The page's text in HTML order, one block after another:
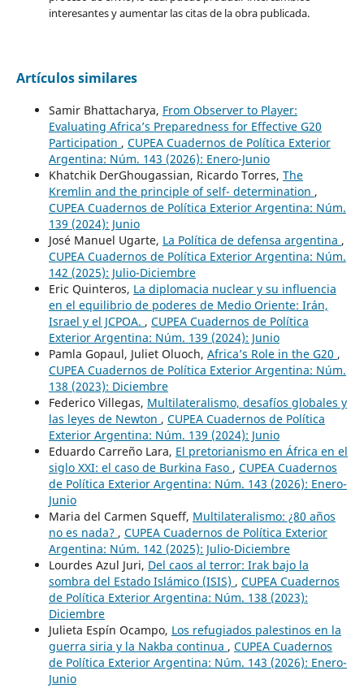
interesantes y aumentar las citas de la obra publicada.
Artículos similares
Samir Bhattacharya, From Observer to Player:
Evaluating Africa’s Preparedness for Effective G20
Participation , CUPEA Cuadernos de Política Exterior
Argentina: Núm. 143 (2026): Enero-Junio
Khatchik DerGhougassian, Ricardo Torres, The
Kremlin and the principle of self- determination ,
CUPEA Cuadernos de Política Exterior Argentina: Núm.
139 (2024): Junio
José Manuel Ugarte, La Política de defensa argentina ,
CUPEA Cuadernos de Política Exterior Argentina: Núm.
142 (2025): Julio-Diciembre
Eric Quinteros, La diplomacia nuclear y su influencia
en el equilibrio de poderes de Medio Oriente: Irán,
Israel y el JCPOA. , CUPEA Cuadernos de Política
Exterior Argentina: Núm. 139 (2024): Junio
Pamla Gopaul, Juliet Oluoch, Africa’s Role in the G20 ,
CUPEA Cuadernos de Política Exterior Argentina: Núm.
138 (2023): Diciembre
Federico Villegas, Multilateralismo, desafíos globales y
las leyes de Newton , CUPEA Cuadernos de Política
Exterior Argentina: Núm. 139 (2024): Junio
Eduardo Carreño Lara, El pretorianismo en África en el
siglo XXI: el caso de Burkina Faso , CUPEA Cuadernos
de Política Exterior Argentina: Núm. 143 (2026): Enero-
Junio
Maria del Carmen Squeff, Multilateralismo: ¿80 años
no es nada? , CUPEA Cuadernos de Política Exterior
Argentina: Núm. 142 (2025): Julio-Diciembre
Lourdes Azul Juri, Del caos al terror: Irak bajo la
sombra del Estado Islámico (ISIS) , CUPEA Cuadernos
de Política Exterior Argentina: Núm. 138 (2023):
Diciembre
Julieta Espín Ocampo, Los refugiados palestinos en la
guerra siria y la Nakba continua , CUPEA Cuadernos
de Política Exterior Argentina: Núm. 143 (2026): Enero-
Junio